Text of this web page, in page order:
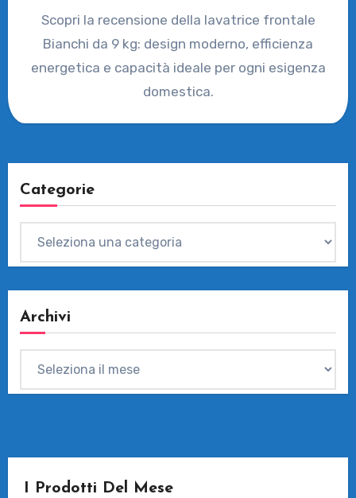
Scopri la recensione della lavatrice frontale
Bianchi da 9 kg: design moderno, efficienza
energetica e capacità ideale per ogni esigenza
domestica.
Categorie
Archivi
I Prodotti Del Mese